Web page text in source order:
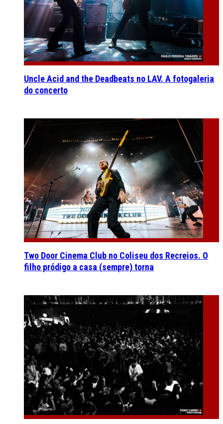
Uncle Acid and the Deadbeats no LAV. A fotogaleria
do concerto
Two Door Cinema Club no Coliseu dos Recreios. O
filho pródigo a casa (sempre) torna